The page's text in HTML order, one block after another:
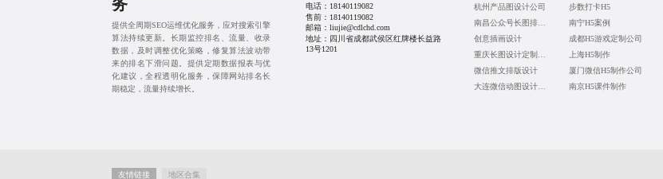
务
提供全周期SEO运维优化服务，应对搜索引擎
算法持续更新。长期监控排名、流量、收录
数据，及时调整优化策略，修复算法波动带
来的排名下滑问题。提供定期数据报表与优
化建议，全程透明化服务，保障网站排名长
期稳定，流量持续增长。
电话： 18140119082
售前： 18140119082
邮箱：liujie@cdlchd.com
地址：四川省成都武侯区红牌楼长益路
13号1201
杭州产品图设计公司
南昌公众号长图排版设计
创意插画设计
重庆长图设计定制公司
微信推文排版设计
大连微信动图设计公司
步数打卡H5
南宁H5案例
成都H5游戏定制公司
上海H5制作
厦门微信H5制作公司
南京H5课件制作
友情链接 地区合集